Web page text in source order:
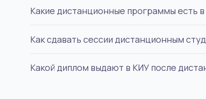
Какие дистанционные программы есть
менеджмента, сервиса и туризма.
Как сдавать сессии дистанционным
Какой диплом выдают в КИУ после